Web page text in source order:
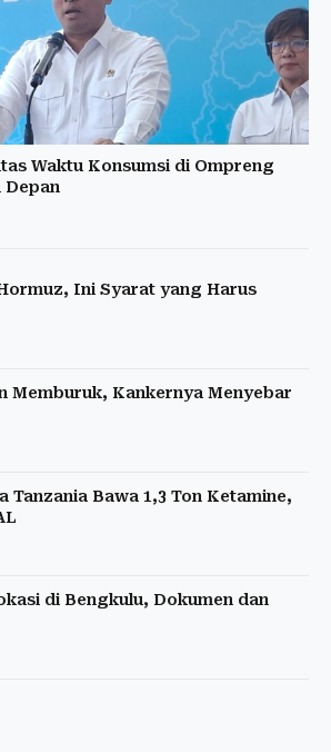
Waktu Konsumsi di Ompreng
Depan
Ini Syarat yang Harus
Memburuk, Kankernya Menyebar
Tanzania Bawa 1,3 Ton Ketamine,
di Bengkulu, Dokumen dan